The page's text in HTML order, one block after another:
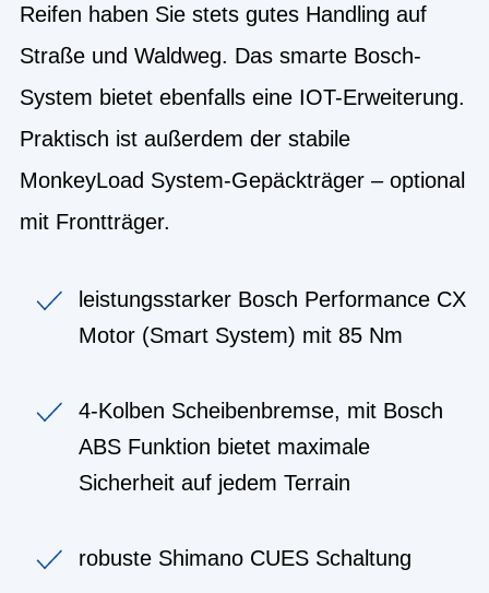
Reifen haben Sie stets gutes Handling auf
Straße und Waldweg. Das smarte Bosch-
System bietet ebenfalls eine IOT-Erweiterung.
Praktisch ist außerdem der stabile
MonkeyLoad System-Gepäckträger – optional
mit Frontträger.
leistungsstarker Bosch Performance CX
Motor (Smart System) mit 85 Nm
4-Kolben Scheibenbremse, mit Bosch
ABS Funktion bietet maximale
Sicherheit auf jedem Terrain
robuste Shimano CUES Schaltung